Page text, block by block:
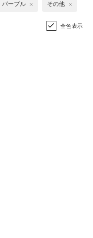
パープル その他
全色表示